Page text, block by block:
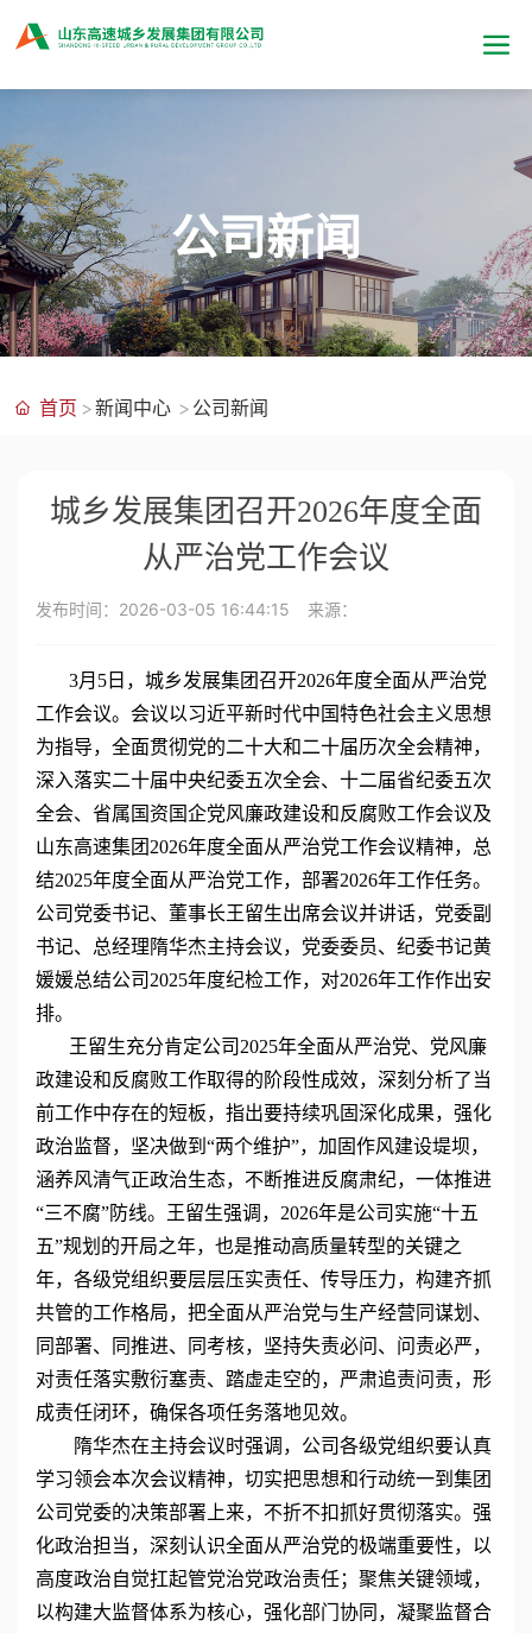
公司新闻
首页 新闻中心 公司新闻
城乡发展集团召开2026年度全面
从严治党工作会议
发布时间： 2026-03-05 16:44:15 来源：
3月5日，城乡发展集团召开2026年度全面从严治党
工作会议。会议以习近平新时代中国特色社会主义思想
为指导，全面贯彻党的二十大和二十届历次全会精神，
深入落实二十届中央纪委五次全会、十二届省纪委五次
全会、省属国资国企党风廉政建设和反腐败工作会议及
山东高速集团2026年度全面从严治党工作会议精神，总
结2025年度全面从严治党工作，部署2026年工作任务。
公司党委书记、董事长王留生出席会议并讲话，党委副
书记、总经理隋华杰主持会议，党委委员、纪委书记黄
媛媛总结公司2025年度纪检工作，对2026年工作作出安
排。
王留生充分肯定公司2025年全面从严治党、党风廉
政建设和反腐败工作取得的阶段性成效，深刻分析了当
前工作中存在的短板，指出要持续巩固深化成果，强化
政治监督，坚决做到“两个维护”，加固作风建设堤坝，
涵养风清气正政治生态，不断推进反腐肃纪，一体推进
“三不腐”防线。王留生强调，2026年是公司实施“十五
五”规划的开局之年，也是推动高质量转型的关键之
年，各级党组织要层层压实责任、传导压力，构建齐抓
共管的工作格局，把全面从严治党与生产经营同谋划、
同部署、同推进、同考核，坚持失责必问、问责必严，
对责任落实敷衍塞责、踏虚走空的，严肃追责问责，形
成责任闭环，确保各项任务落地见效。
隋华杰在主持会议时强调，公司各级党组织要认真
学习领会本次会议精神，切实把思想和行动统一到集团
公司党委的决策部署上来，不折不扣抓好贯彻落实。强
化政治担当，深刻认识全面从严治党的极端重要性，以
高度政治自觉扛起管党治党政治责任；聚焦关键领域，
以构建大监督体系为核心，强化部门协同，凝聚监督合